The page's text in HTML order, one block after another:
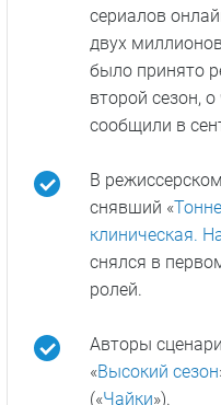
сериалов
двух
было принято
второй сезон,
сообщили в
В
снявший «
клиническая.
снялся в
ролей.
Авторы
«Высокий сезон
(«Чайки»).